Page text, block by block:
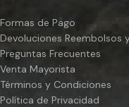
Formas de Pago
Devoluciones Reembolsos
Preguntas Frecuentes
Venta Mayorista
Términos y Condiciones
Política de Privacidad